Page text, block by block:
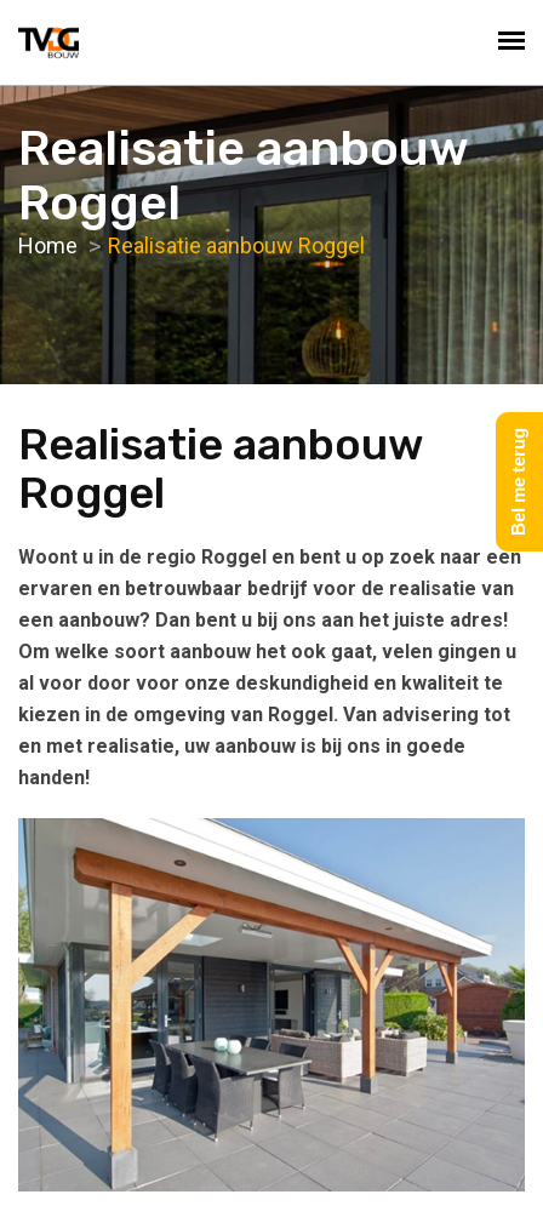
Realisatie aanbouw
Roggel
Home Realisatie aanbouw Roggel
Realisatie aanbouw
Roggel
Woont u in de regio Roggel en bent u op zoek naar een
ervaren en betrouwbaar bedrijf voor de realisatie van
een aanbouw? Dan bent u bij ons aan het juiste adres!
Om welke soort aanbouw het ook gaat, velen gingen u
al voor door voor onze deskundigheid en kwaliteit te
kiezen in de omgeving van Roggel. Van advisering tot
en met realisatie, uw aanbouw is bij ons in goede
handen!
Bel me terug